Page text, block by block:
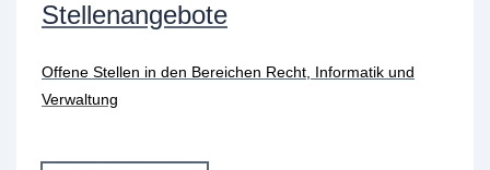
Stellenangebote
Offene Stellen in den Bereichen Recht, Informatik und
Verwaltung